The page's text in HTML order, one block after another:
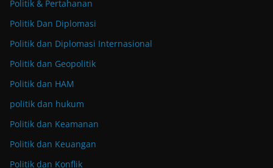
Politik & Pertahanan
Politik Dan Diplomasi
Politik dan Diplomasi Internasional
Politik dan Geopolitik
Politik dan HAM
politik dan hukum
Politik dan Keamanan
Politik dan Keuangan
Politik dan Konflik